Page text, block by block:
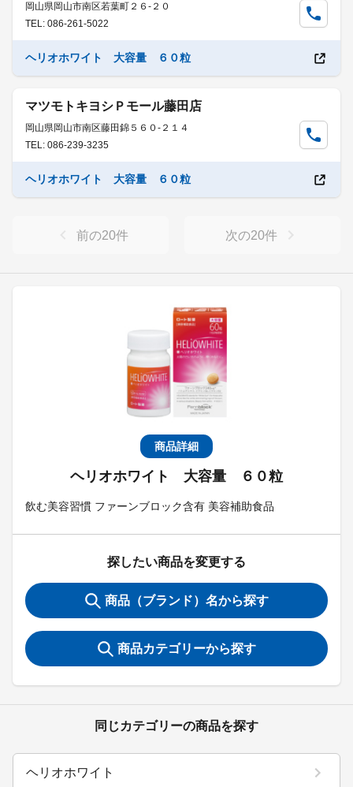
商品詳細
ヘリオホワイト 大容量 ６０粒
飲む美容習慣 ファーンブロック含有 美容補助食品
探したい商品を変更する
商品（ブランド）名から探す
商品カテゴリーから探す
同じカテゴリーの商品を探す
ヘリオホワイト
岡山県岡山市南区若葉町２６-２０
TEL: 086-261-5022
ヘリオホワイト 大容量 ６０粒
マツモトキヨシＰモール藤田店
岡山県岡山市南区藤田錦５６０-２１４
TEL: 086-239-3235
ヘリオホワイト 大容量 ６０粒
前の20件 次の20件